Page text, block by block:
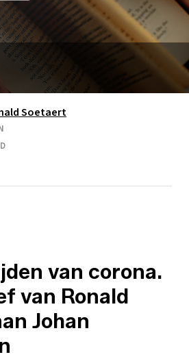
Soetaert
van corona.
van Ronald
Johan